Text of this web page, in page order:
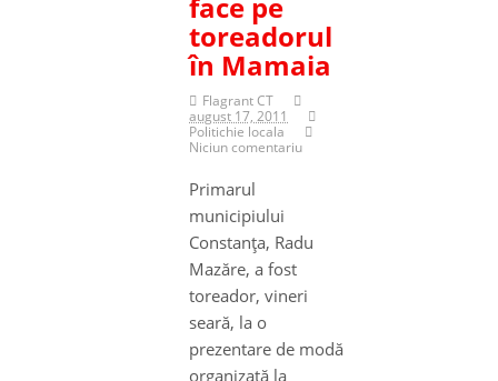
face pe
toreadorul
în Mamaia
Flagrant CT
august 17, 2011
Politichie locala
Niciun comentariu
Primarul
municipiului
Constanţa, Radu
Mazăre, a fost
toreador, vineri
seară, la o
prezentare de modă
organizată la